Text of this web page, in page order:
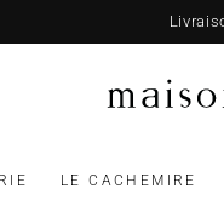
LE CACHEMIRE